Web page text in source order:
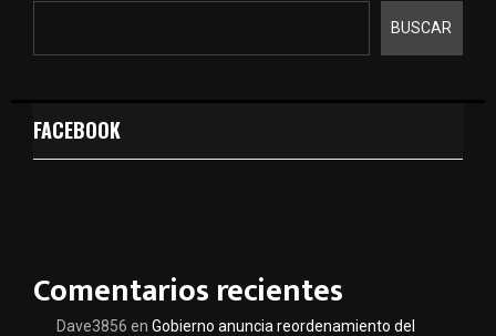
BUSCAR
FACEBOOK
Comentarios recientes
Dave3856 en Gobierno anuncia reordenamiento del